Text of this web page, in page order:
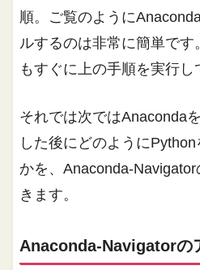
順。ご覧のように
ルするのは非常に簡単で
もすぐに上の手順を実行し
それでは次ではAnaconda
した後にどのように
かを、Anaconda-
きます。
Anaconda-Navigatorの